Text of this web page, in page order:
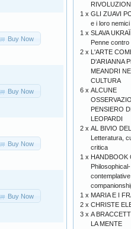
Buy Now
Buy Now
Buy Now
Buy Now
1 x GLI ZUAVI
e i loro nemici
1 x SLAVA
Penne contro
2 x L'ARTE
D'ARIANNA
MEANDRI
CULTURA
6 x ALCUNE
PENSIERO DI
LEOPARDI
2 x AL BIVIO
Letteratura,
critica
1 x HANDBOOK
Philosophical-
contemplative
1 x MARIA E I
2 x CHRISTE
3 x A
LA MENTE